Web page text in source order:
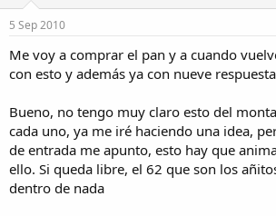
5 Sep 2010
Me voy a comprar el pan y a cuando
con esto y además ya con nueve
Bueno, no tengo muy claro esto del
cada uno, ya me iré haciendo una idea,
de entrada me apunto, esto hay que
ello. Si queda libre, el 62 que son los
dentro de nada